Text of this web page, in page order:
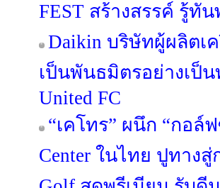
FEST สร้างสรรค์ รู้ทั
Daikin บริษัทผู้ผลิตเ
เป็นพันธมิตรอย่างเป็
United FC
“เคโทร” ผนึก “กอล์
Center ในไทย ปูทาง